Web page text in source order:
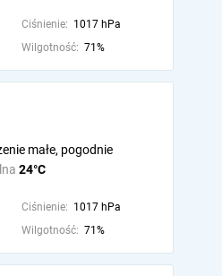
Ciśnienie: 1017 hPa
Wilgotność: 71%
24°C
małe, pogodnie
Ciśnienie: 1017 hPa
Wilgotność: 71%